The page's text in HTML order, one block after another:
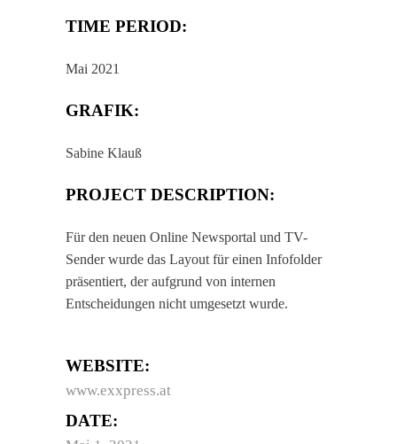
TIME PERIOD:
Mai 2021
GRAFIK:
Sabine Klauß
PROJECT DESCRIPTION:
Für den neuen Online Newsportal und TV-
Sender wurde das Layout für einen Infofolder
präsentiert, der aufgrund von internen
Entscheidungen nicht umgesetzt wurde.
WEBSITE:
www.exxpress.at
DATE: